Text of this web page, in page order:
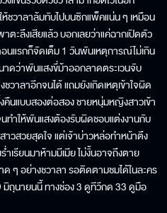
ชวาลาล้มทับไปบนซิกแพ็คแน่น ๆ เหมือน
ะลึงเสียแล้ว บอกเลยว่าแค่ฉากเปิดตัว
นแรกก็จัดเต็ม 1 วันพันเหตุการณ์ไม่เกิน
ดว่าพันแสงขี่ม้าออกลาดตระเวนจับ
วาลาอีกจนได้ แถมยังเกิดเหตุเข้าใจผิด
นแบบสองต่อสอง ชายหนุ่มหญิงสาวเข้า
ทำให้พันแสงต้องรับผิดชอบแต่งงานกับ
าวสวยสุดใจ แต่เจ้าบ่าวหล่อทำหน้าตึง
เรียนมาห้ามมีเมีย ไม่งั้นอาจถึงตาย
ด ๆ อย่างชวาลา รอติดตามชมได้ในละคร
มิถุนายนนี้ ทางช่อง 3 ดูทีวีกด 33 ดูมือ